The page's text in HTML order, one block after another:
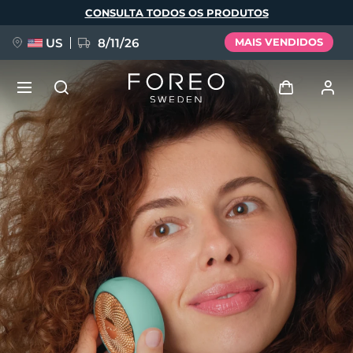
principal
CONSULTA TODOS OS PRODUTOS
US 8/11/26 MAIS VENDIDOS
Entrar
Perfil de usuário
Meus aparelhos
Meus pedidos
Meus endereços
As minhas subscrições
NOVIDADE
FAQ™ Pure Beauty-Tech Elixir
BREAKING NEWS
issa™ Teeth Whitening Set
Idioma
English Deutsch
Español
Français
Italiano
Português
Polski
Svenska
Русский
Türkçe
简体中文 繁體中文